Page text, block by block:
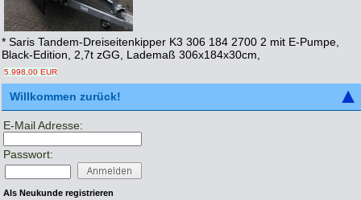
* Saris Tandem-Dreiseitenkipper K3 306 184 2700 2 mit E-Pumpe,
Black-Edition, 2,7t zGG, Lademaß 306x184x30cm,
5.998,00 EUR
Willkommen zurück!
E-Mail Adresse:
Passwort:
Als Neukunde registrieren